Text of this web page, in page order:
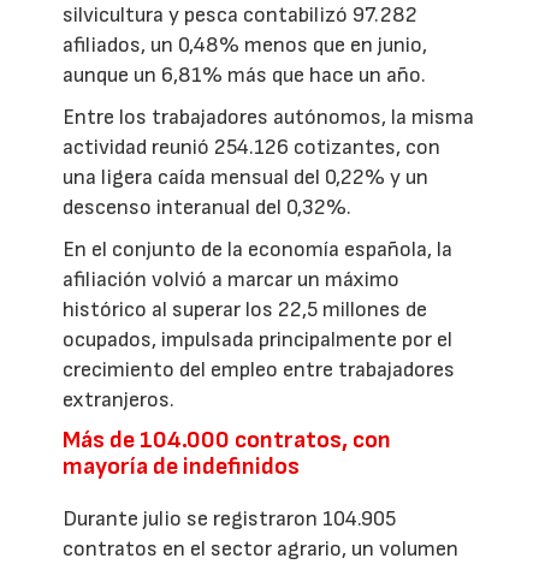
silvicultura y pesca contabilizó 97.282
afiliados, un 0,48% menos que en junio,
aunque un 6,81% más que hace un año.
Entre los trabajadores autónomos, la misma
actividad reunió 254.126 cotizantes, con
una ligera caída mensual del 0,22% y un
descenso interanual del 0,32%.
En el conjunto de la economía española, la
afiliación volvió a marcar un máximo
histórico al superar los 22,5 millones de
ocupados, impulsada principalmente por el
crecimiento del empleo entre trabajadores
extranjeros.
Más de 104.000 contratos, con
mayoría de indefinidos
Durante julio se registraron 104.905
contratos en el sector agrario, un volumen